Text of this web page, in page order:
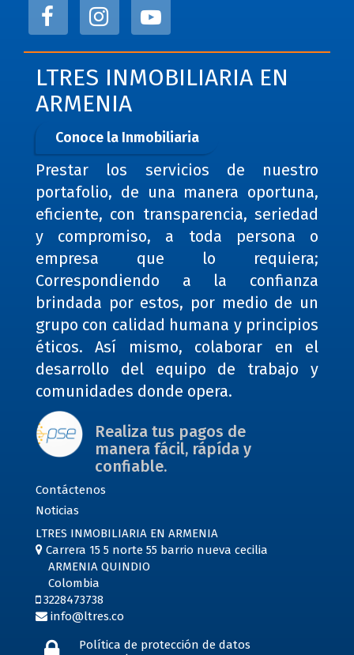
LTRES INMOBILIARIA EN
ARMENIA
Conoce la Inmobiliaria
Prestar los servicios de nuestro
portafolio, de una manera oportuna,
eficiente, con transparencia, seriedad
y compromiso, a toda persona o
empresa que lo requiera;
Correspondiendo a la confianza
brindada por estos, por medio de un
grupo con calidad humana y principios
éticos. Así mismo, colaborar en el
desarrollo del equipo de trabajo y
comunidades donde opera.
Realiza tus pagos de
manera fácil, rápída y
confiable.
Contáctenos
Noticias
LTRES INMOBILIARIA EN ARMENIA
Carrera 15 5 norte 55 barrio nueva cecilia
ARMENIA QUINDIO
Colombia
3228473738
info@ltres.co
Política de protección de datos